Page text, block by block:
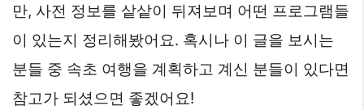
만, 사전 정보를 샅샅이 뒤져보며 어떤 프로그램들
이 있는지 정리해봤어요. 혹시나 이 글을 보시는
분들 중 속초 여행을 계획하고 계신 분들이 있다면
참고가 되셨으면 좋겠어요!